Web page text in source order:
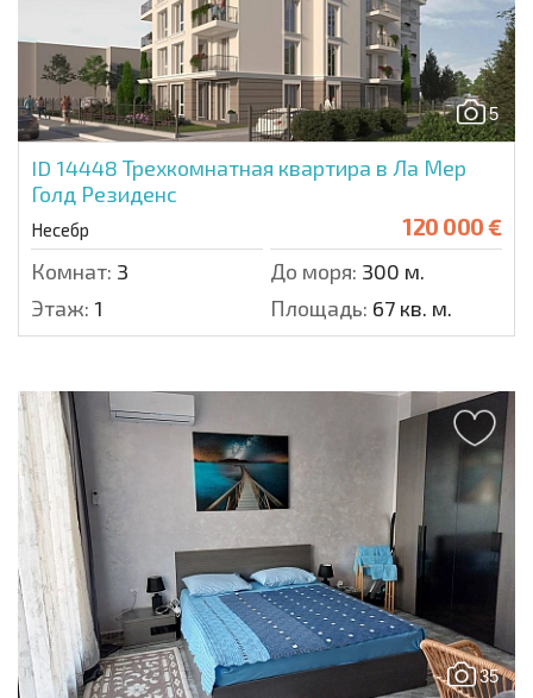
5
ID 14448 Трехкомнатная квартира в Ла Мер
Голд Резиденс
Несебр 120 000 €
Комнат: 3 До моря: 300 м.
Этаж: 1 Площадь: 67 кв. м.
35